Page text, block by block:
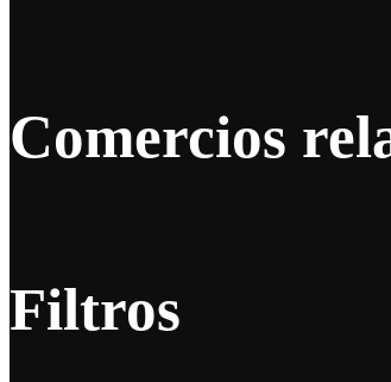
Comercios
Filtros